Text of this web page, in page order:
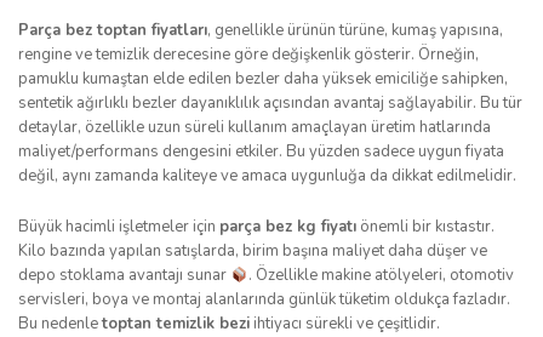
Parça bez toptan fiyatları, genellikle ürünün türüne, kumaş yapısına,
rengine ve temizlik derecesine göre değişkenlik gösterir. Örneğin,
pamuklu kumaştan elde edilen bezler daha yüksek emiciliğe sahipken,
sentetik ağırlıklı bezler dayanıklılık açısından avantaj sağlayabilir. Bu tür
detaylar, özellikle uzun süreli kullanım amaçlayan üretim hatlarında
maliyet/performans dengesini etkiler. Bu yüzden sadece uygun fiyata
değil, aynı zamanda kaliteye ve amaca uygunluğa da dikkat edilmelidir.
Büyük hacimli işletmeler için parça bez kg fiyatı önemli bir kıstastır.
Kilo bazında yapılan satışlarda, birim başına maliyet daha düşer ve
depo stoklama avantajı sunar
. Özellikle makine atölyeleri, otomotiv
servisleri, boya ve montaj alanlarında günlük tüketim oldukça fazladır.
Bu nedenletoptan temizlik bezi ihtiyacı sürekli ve çeşitlidir.